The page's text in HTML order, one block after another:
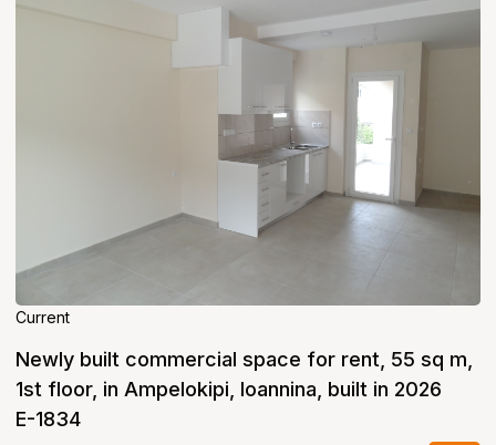
Current
Newly built commercial space for rent, 55 sq m,
1st floor, in Ampelokipi, Ioannina, built in 2026
E-1834